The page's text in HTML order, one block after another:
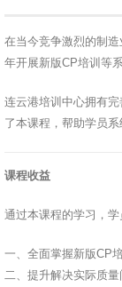
在当今竞争激烈的制
年开展新版CP培训等
连云港培训中心拥有
了本课程，帮助学员
课程收益
通过本课程的学习，
一、全面掌握新版CP
二、提升解决实际质